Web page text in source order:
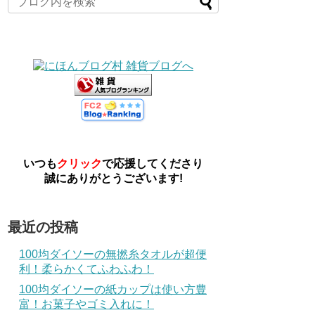
いつもクリックで応援してくださり
誠にありがとうございます!
最近の投稿
100均ダイソーの無撚糸タオルが超便
利！柔らかくてふわふわ！
100均ダイソーの紙カップは使い方豊
富！お菓子やゴミ入れに！